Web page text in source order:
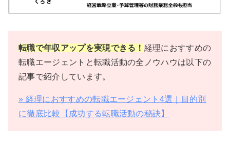
転職で年収アップを実現できる！ 経理におすすめの
転職エージェントと転職活動の全ノウハウは以下の
記事で紹介しています。
» 経理におすすめの転職エージェント4選｜目的別
に徹底比較【成功する転職活動の秘訣】